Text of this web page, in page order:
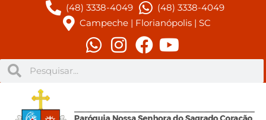
(48) 3338-4049
(48) 3338-4049
Campeche | Florianópolis | SC